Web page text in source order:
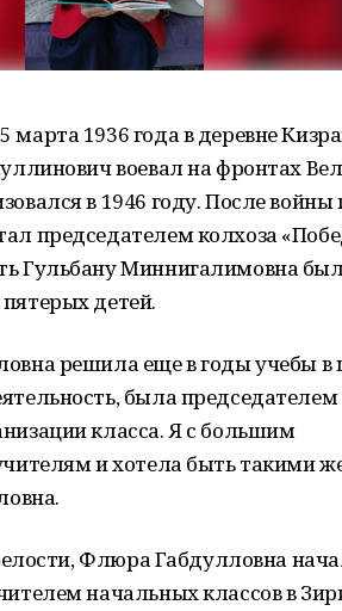
1936 года в деревне
воевал на фронтах
в 1946 году. После
председателем колхоза
Гульбану Миннигалимовна
детей.
решила еще в годы учебы
была председателем
класса. Я с большим
и хотела быть такими
Флюра Габдулловна
начальных классов в